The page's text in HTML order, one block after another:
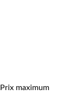
Prix maximum